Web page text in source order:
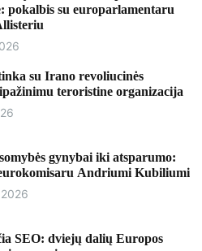
r
pokalbis su europarlamentaru
su Irano revoliucinės
teroristine organizacija
gynybai iki atsparumo:
Andriumi Kubiliumi
SEO: dviejų dalių Europos